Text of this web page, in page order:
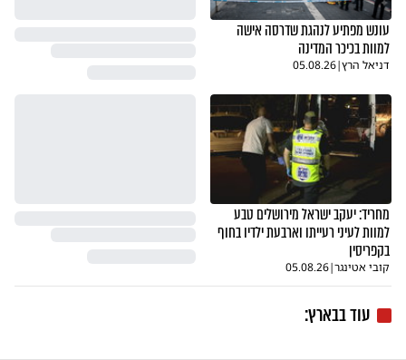
עונש מפתיע לנהגת שדרסה אישה
למוות בכיכר המדינה
דניאל הרץ|
05.08.26
מחריד: יעקב ישראל מירושלים טבע
למוות לעיני רעייתו וארבעת ילדיו בחוף
בקפריסין
קובי אטינגר|
05.08.26
עוד בבארץ: